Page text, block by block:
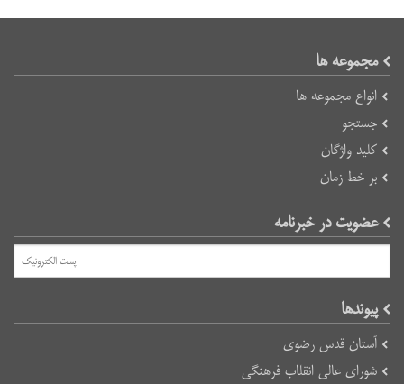
مجموعه ها
انواع مجموعه ها
جستجو
کلید واژگان
بر خط زمان
عضویت در خبرنامه
پیوند‌ها
آستان قدس رضوی
شورای عالی انقلاب فرهنگی